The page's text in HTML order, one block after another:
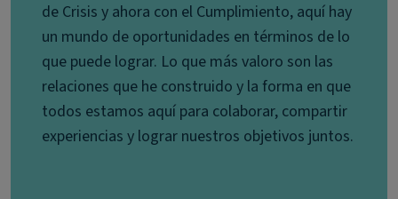
de Crisis y ahora con el Cumplimiento, aquí hay
un mundo de oportunidades en términos de lo
que puede lograr. Lo que más valoro son las
relaciones que he construido y la forma en que
todos estamos aquí para colaborar, compartir
experiencias y lograr nuestros objetivos juntos.